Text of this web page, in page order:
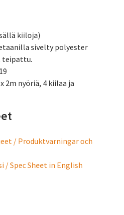
kiiloja)
sivelty polyester
teipattu.
19
2m nyöriä, 4 kiilaa ja
/ Produktvarningar och
Spec Sheet in English